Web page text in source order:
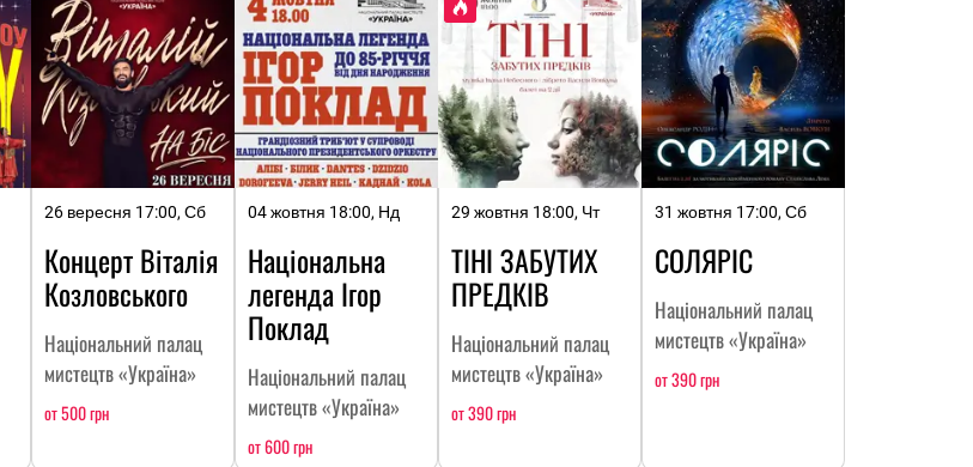
26 вересня 17:00, Сб
Концерт Віталія
Козловського
Національний палац
мистецтв «Україна»
от 500 грн
04 жовтня 18:00, Нд
Національна
легенда Ігор
Поклад
Національний палац
мистецтв «Україна»
от 600 грн
29 жовтня 18:00, Чт
ТІНІ ЗАБУТИХ
ПРЕДКІВ
Національний палац
мистецтв «Україна»
от 390 грн
31 жовтня 17:00, Сб
СОЛЯРІС
Національний палац
мистецтв «Україна»
от 390 грн